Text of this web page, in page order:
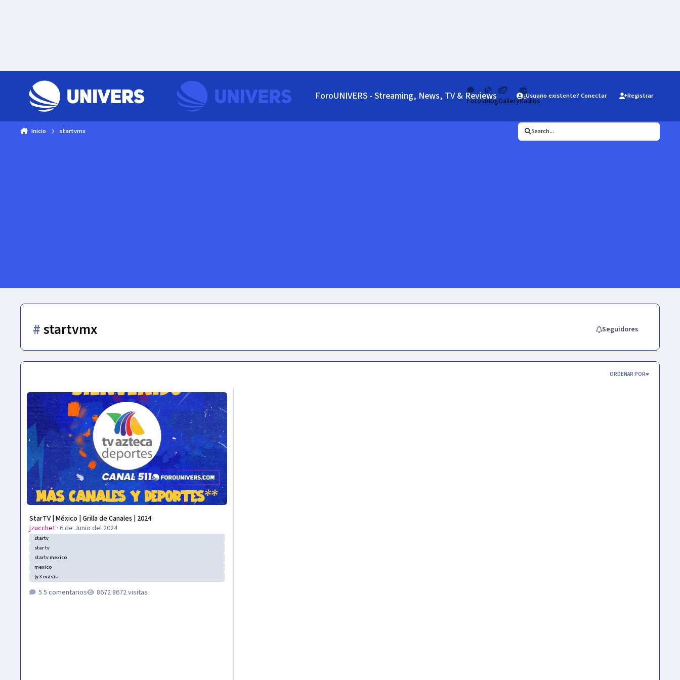
ForoUNIVERS - Streaming, News, TV & Reviews
ForosBlogGalleryRadios
¿Usuario existente? Conectar Registrar
Inicio startvmx Search...
#startvmx Seguidores
ORDENAR POR
StarTV | México | Grilla de Canales | 2024
StarTV | México | Grilla de Canales | 2024
jzucchet· 6 de Junio del 2024
startv
star tv
startv mexico
mexico
(y 3 más)
5 comentarios 8672 visitas